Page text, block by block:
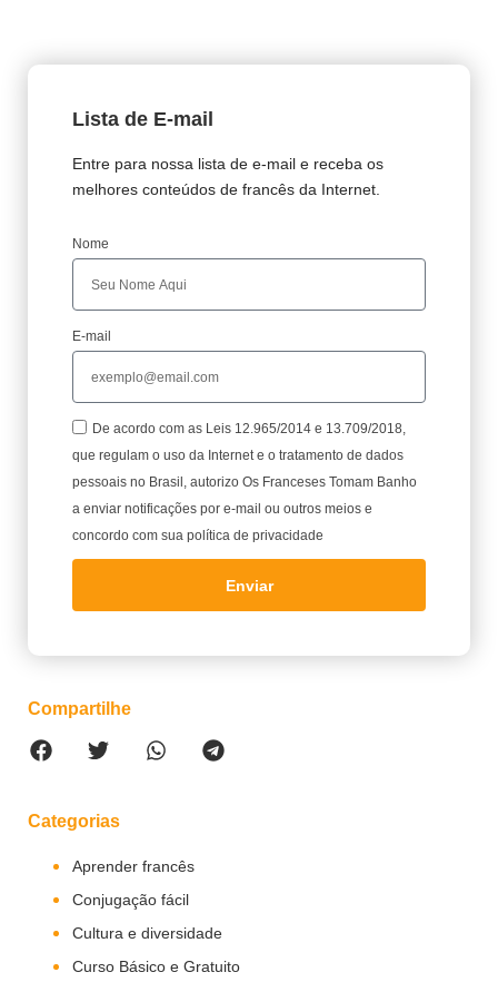
Lista de E-mail
Entre para nossa lista de e-mail e receba os
melhores conteúdos de francês da Internet.
Nome
E-mail
De acordo com as Leis 12.965/2014 e 13.709/2018,
que regulam o uso da Internet e o tratamento de dados
pessoais no Brasil, autorizo Os Franceses Tomam Banho
a enviar notificações por e-mail ou outros meios e
concordo com sua política de privacidade
Enviar
Compartilhe
Categorias
Aprender francês
Conjugação fácil
Cultura e diversidade
Curso Básico e Gratuito